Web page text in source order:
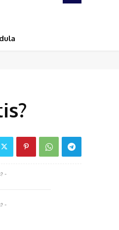
-
-